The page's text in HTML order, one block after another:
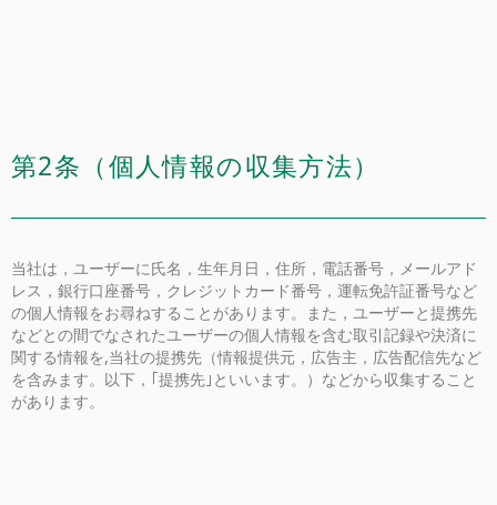
第2条（個人情報の収集方法）
当社は，ユーザーに氏名，生年月日，住所，電話番号，メールアド
レス，銀行口座番号，クレジットカード番号，運転免許証番号など
の個人情報をお尋ねすることがあります。また，ユーザーと提携先
などとの間でなされたユーザーの個人情報を含む取引記録や決済に
関する情報を,当社の提携先（情報提供元，広告主，広告配信先など
を含みます。以下，｢提携先｣といいます。）などから収集すること
があります。